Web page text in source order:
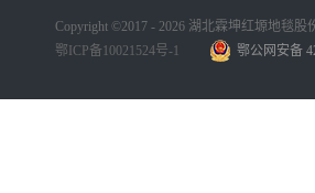
Copyright ©2017 - 2026 湖北霖坤红塬地毯股
鄂ICP备10021524号-1
鄂公网安备